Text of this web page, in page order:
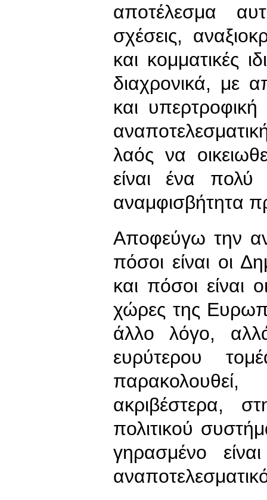
αποτέλεσμα
σχέσεις,
και κομματικές
διαχρονικά, με
και
λαός να
είναι ένα πολύ
αναμφισβήτητα
Αποφεύγω την
πόσοι είναι οι
και πόσοι είναι
χώρες της
άλλο λόγο,
ευρύτερου
ακριβέστερα,
πολιτικού
γηρασμένο